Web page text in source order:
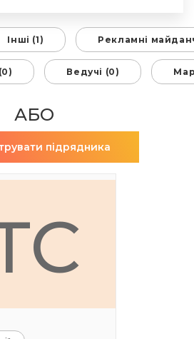
Інші (1) Рекламні
Ведучі (0)
АБО
підрядника